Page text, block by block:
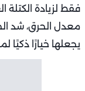
فقط لزيادة
معدل الحرق، شد
يجعلها خيارًا